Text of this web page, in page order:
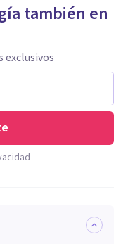
también en
exclusivos